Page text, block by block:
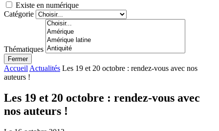
Existe en numérique
Catégorie
Thématiques
Fermer
Accueil Actualités Les 19 et 20 octobre : rendez-vous avec nos
auteurs !
Les 19 et 20 octobre : rendez-vous avec
nos auteurs !